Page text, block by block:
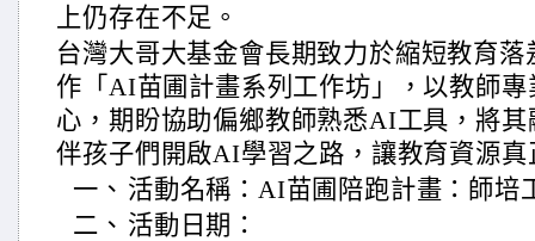
上仍存在不足。
台灣大哥大基金會長期致力於縮短教育
作「AI苗圃計畫系列工作坊」，以教師
心，期盼協助偏鄉教師熟悉AI工具，將
伴孩子們開啟AI學習之路，讓教育資源真
一、 活動名稱：AI苗圃陪跑計畫：師培
二、 活動日期：